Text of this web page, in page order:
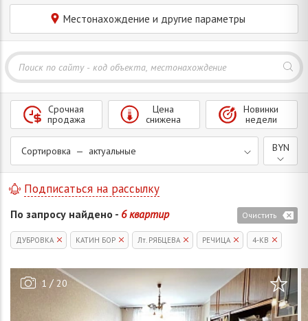
Местонахождение и другие параметры
Сортировка — актуальные
Срочная
продажа
Цена
снижена
Новинки
недели
BYN
По запросу найдено - 6 квартир Очистить
Подписаться на рассылку
ДУБРОВКА КАТИН БОР Лт. РЯБЦЕВА РЕЧИЦА 4-КВ
1 / 20